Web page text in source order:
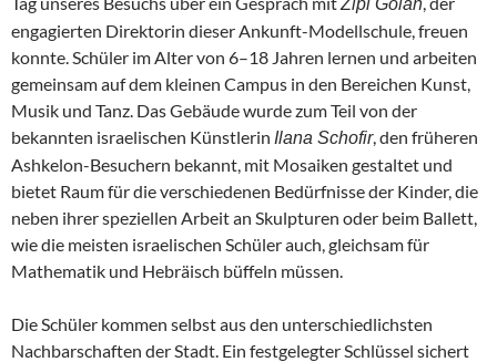
Zipi Golan
engagierten Direktorin dieser Ankunft-Modellschule, freuen
konnte. Schüler im Alter von 6–18 Jahren lernen und arbeiten
gemeinsam auf dem kleinen Campus in den Bereichen Kunst,
Musik und Tanz. Das Gebäude wurde zum Teil von der
bekannten israelischen Künstlerin Ilana Schofir, den früheren
Ashkelon-Besuchern bekannt, mit Mosaiken gestaltet und
bietet Raum für die verschiedenen Bedürfnisse der Kinder, die
neben ihrer speziellen Arbeit an Skulpturen oder beim Ballett,
wie die meisten israelischen Schüler auch, gleichsam für
Mathematik und Hebräisch büffeln müssen.
Die Schüler kommen selbst aus den unterschiedlichsten
Nachbarschaften der Stadt. Ein festgelegter Schlüssel sichert